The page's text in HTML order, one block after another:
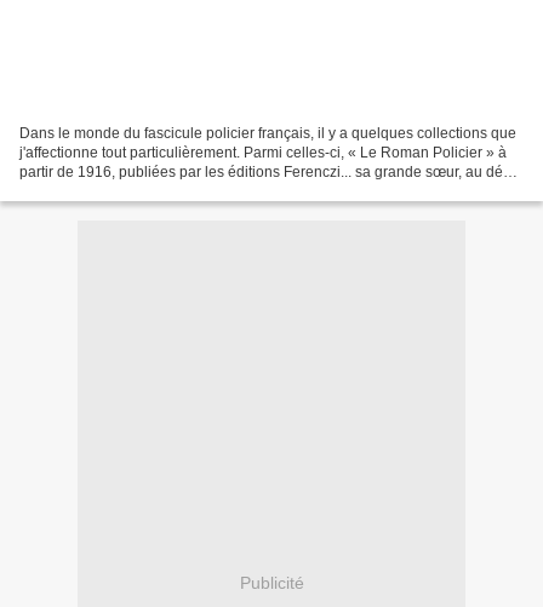
Dans le monde du fascicule policier français, il y a quelques collections que
j'affectionne tout particulièrement. Parmi celles-ci, « Le Roman Policier » à
partir de 1916, publiées par les éditions Ferenczi... sa grande sœur, au début
Publicité